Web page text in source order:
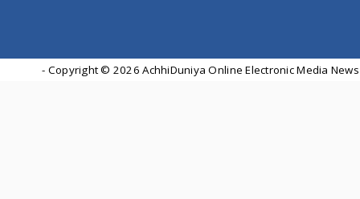
- Copyright © 2026 AchhiDuniya Online Electronic Media